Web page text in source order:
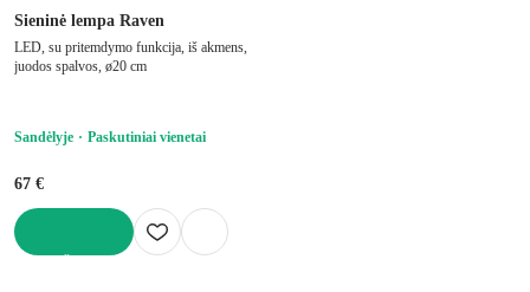
Sieninė lempa Raven
LED, su pritemdymo funkcija, iš akmens,
juodos spalvos, ø20 cm
Sandėlyje Paskutiniai vienetai
67 €